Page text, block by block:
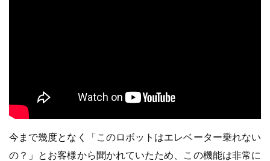
今まで幾度となく「このロボットはエレベーター乗れない
の？」とお客様から聞かれていたため、この機能は非常に